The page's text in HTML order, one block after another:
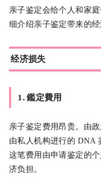
亲子鉴定会给个人和家
细介绍亲子鉴定带来的经
经济损失
1.鑑定費用
亲子鉴定费用昂贵。由
由私人机构进行的 DNA
这笔费用由申请鉴定的
济负担。